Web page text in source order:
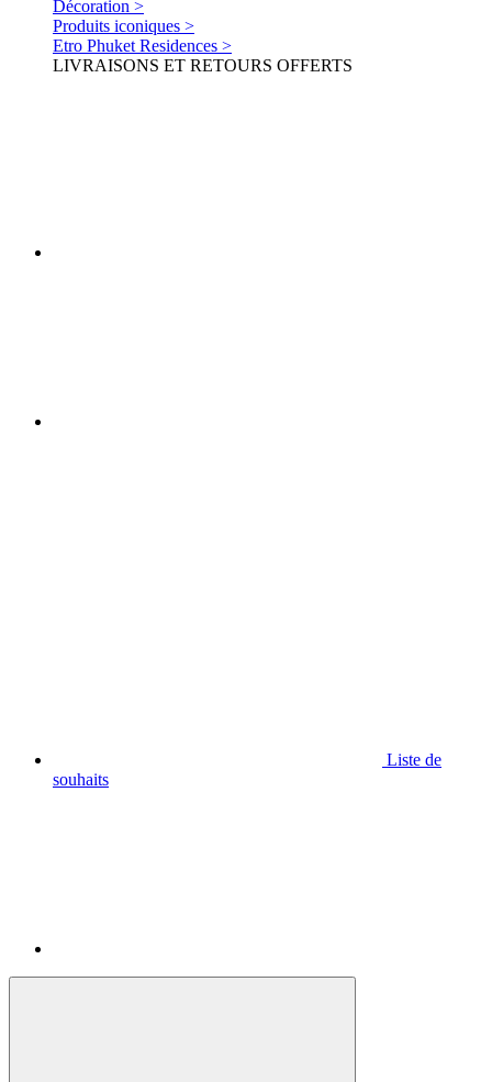
Décoration >
Produits iconiques >
Etro Phuket Residences >
LIVRAISONS ET RETOURS OFFERTS
Liste de
souhaits